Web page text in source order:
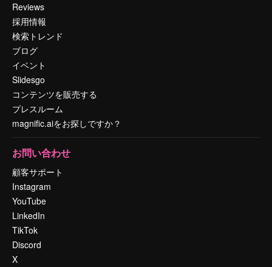
Reviews
採用情報
検索トレンド
ブログ
イベント
Slidesgo
コンテンツを販売する
プレスルーム
magnific.aiをお探しですか？
お問い合わせ
顧客サポート
Instagram
YouTube
LinkedIn
TikTok
Discord
X